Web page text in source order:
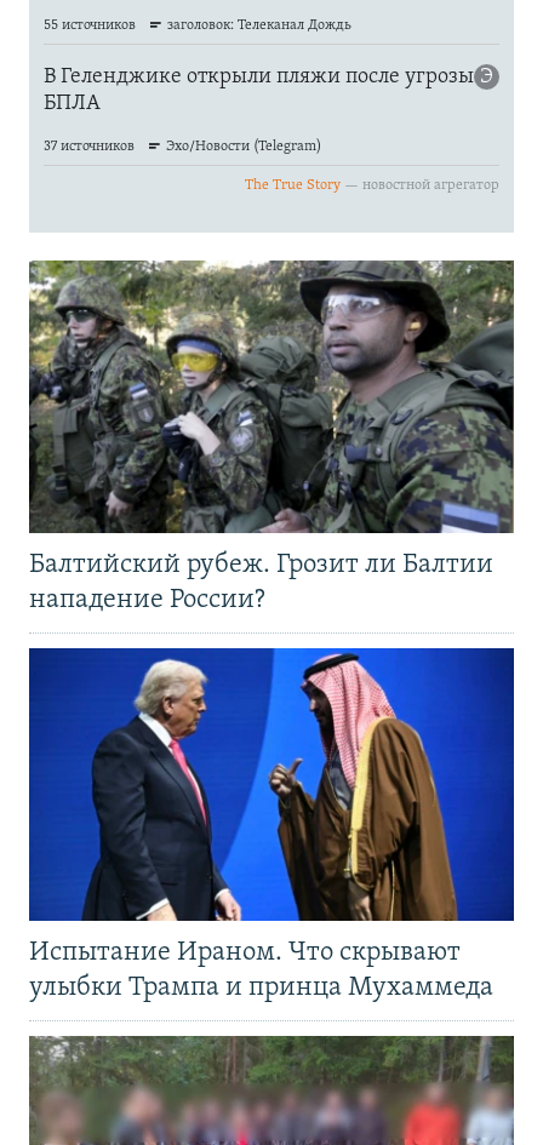
Балтийский рубеж. Грозит ли Балтии
нападение России?
Испытание Ираном. Что скрывают
улыбки Трампа и принца Мухаммеда